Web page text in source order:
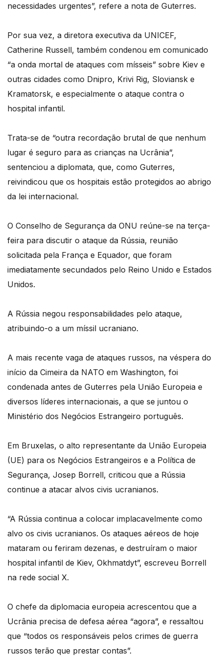
necessidades urgentes”, refere a nota de Guterres.
Por sua vez, a diretora executiva da UNICEF,
Catherine Russell, também condenou em comunicado
“a onda mortal de ataques com mísseis” sobre Kiev e
outras cidades como Dnipro, Krivi Rig, Sloviansk e
Kramatorsk, e especialmente o ataque contra o
hospital infantil.
Trata-se de “outra recordação brutal de que nenhum
lugar é seguro para as crianças na Ucrânia”,
sentenciou a diplomata, que, como Guterres,
reivindicou que os hospitais estão protegidos ao abrigo
da lei internacional.
O Conselho de Segurança da ONU reúne-se na terça-
feira para discutir o ataque da Rússia, reunião
solicitada pela França e Equador, que foram
imediatamente secundados pelo Reino Unido e Estados
Unidos.
A Rússia negou responsabilidades pelo ataque,
atribuindo-o a um míssil ucraniano.
A mais recente vaga de ataques russos, na véspera do
início da Cimeira da NATO em Washington, foi
condenada antes de Guterres pela União Europeia e
diversos líderes internacionais, a que se juntou o
Ministério dos Negócios Estrangeiro português.
Em Bruxelas, o alto representante da União Europeia
(UE) para os Negócios Estrangeiros e a Política de
Segurança, Josep Borrell, criticou que a Rússia
continue a atacar alvos civis ucranianos.
“A Rússia continua a colocar implacavelmente como
alvo os civis ucranianos. Os ataques aéreos de hoje
mataram ou feriram dezenas, e destruíram o maior
hospital infantil de Kiev, Okhmatdyt”, escreveu Borrell
na rede social X.
O chefe da diplomacia europeia acrescentou que a
Ucrânia precisa de defesa aérea “agora”, e ressaltou
que “todos os responsáveis pelos crimes de guerra
russos terão que prestar contas”.